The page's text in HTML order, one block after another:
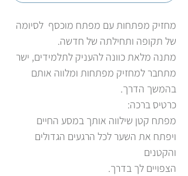
מחזיק מפתחות עם מפתח מוכסף לסיומה
של תקופה ותחילתה של חדשה.
מתנה מלאת כוונה להעניק לתלמידים, ישר
מתחבר למחזיק מפתחות ומלווה אותם
בהמשך הדרך.
כרטיס ברכה:
מפתח קטן שילווה אותך במסע החיים
ויפתח את השער לכל הרגעים הגדולים
והקטנים
הצפויים לך בדרך.